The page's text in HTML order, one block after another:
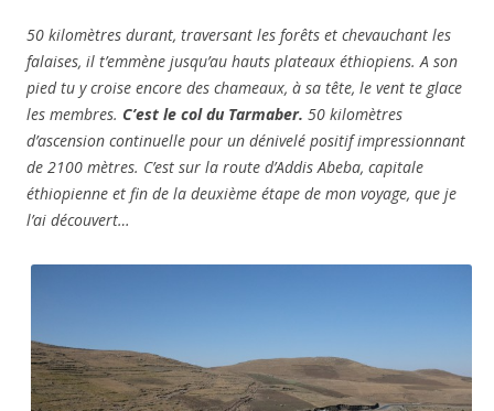
50 kilomètres durant, traversant les forêts et chevauchant les
falaises, il t’emmène jusqu’au hauts plateaux éthiopiens. A son
pied tu y croise encore des chameaux, à sa tête, le vent te glace
les membres. C’est le col du Tarmaber. 50 kilomètres
d’ascension continuelle pour un dénivelé positif impressionnant
de 2100 mètres. C’est sur la route d’Addis Abeba, capitale
éthiopienne et fin de la deuxième étape de mon voyage, que je
l’ai découvert…